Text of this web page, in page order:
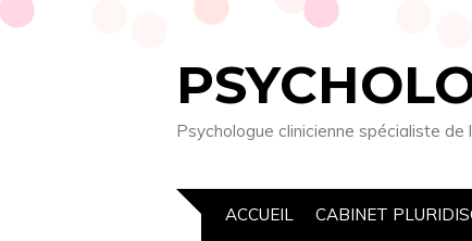
Psychologue clinicienne spécialiste
ACCUEIL CABINET